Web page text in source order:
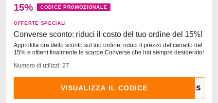
15% CODICE PROMOZIONALE
OFFERTE SPECIALI
Converse sconto: riduci il costo del tuo ordine del 15%!
Approfitta ora dello sconto sul tuo ordine, riduci il prezzo del carrello del
15% e ottieni finalmente le scarpe Converse che hai sempre desiderato!
Numero di utilizzi: 27
VISUALIZZA IL CODICE